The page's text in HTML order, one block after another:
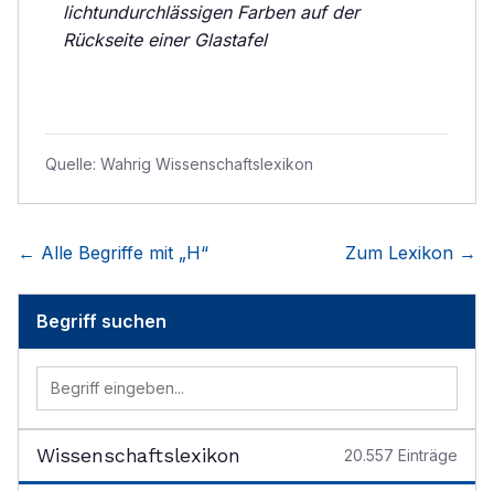
lichtundurchlässigen Farben auf der
Rückseite einer Glastafel
Quelle: Wahrig Wissenschaftslexikon
← Alle Begriffe mit „H“ Zum Lexikon →
Begriff suchen
Wissenschaftslexikon 20.557 Einträge